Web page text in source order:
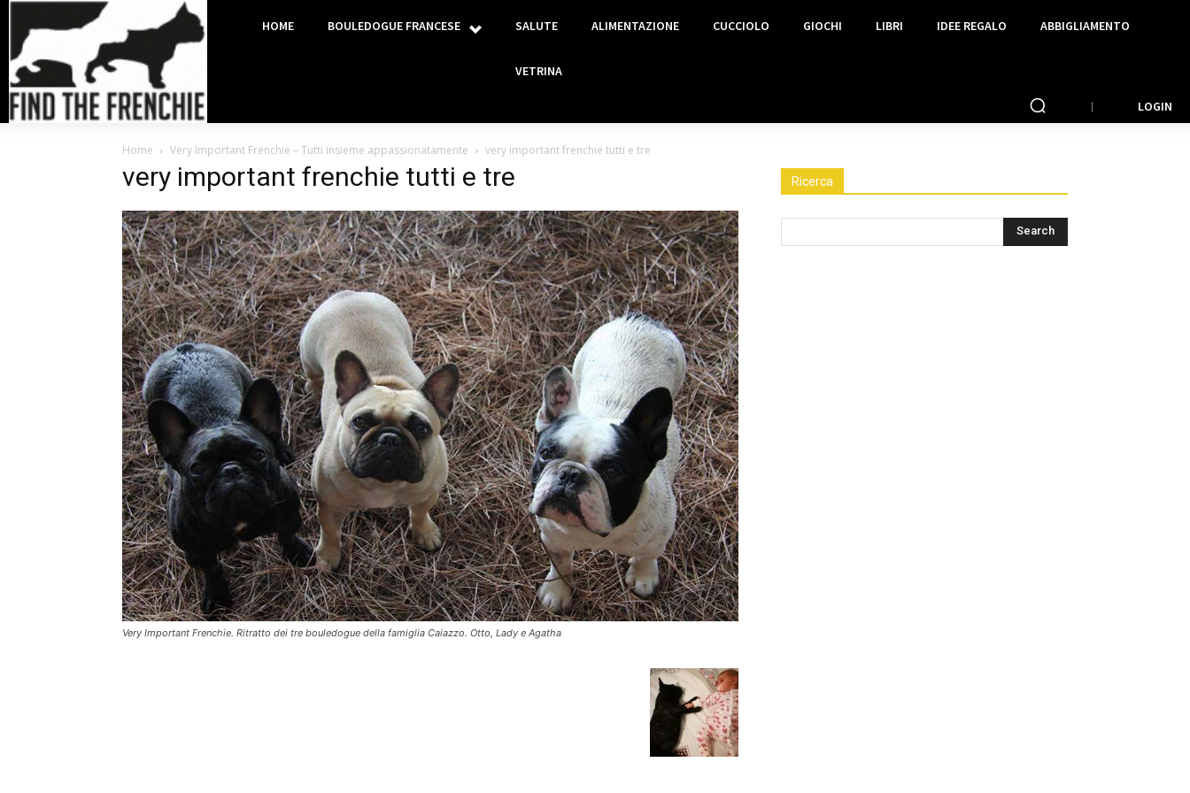
HOME BOULEDOGUE FRANCESE SALUTE ALIMENTAZIONE CUCCIOLO GIOCHI LIBRI IDEE REGALO ABBIGLIAMENTO
VETRINA
LOGIN
Home Very Important Frenchie – Tutti insieme appassionatamente very important frenchie tutti e tre
very important frenchie tutti e tre
Very Important Frenchie. Ritratto dei tre bouledogue della famiglia Caiazzo. Otto, Lady e Agatha
Ricerca